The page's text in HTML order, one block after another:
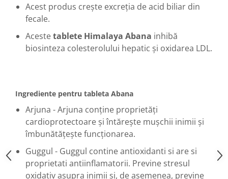
Acest produs crește excreția de acid biliar din
fecale.
Acestetablete Himalaya Abana inhibă
biosinteza colesterolului hepatic și oxidarea LDL.
Ingrediente pentru tableta Abana
Arjuna - Arjuna conține proprietăți
cardioprotectoare și întărește mușchii inimii și
îmbunătățește funcționarea.
Guggul - Guggul contine antioxidanti si are si
proprietati antiinflamatorii. Previne stresul
oxidativ asupra inimii și, de asemenea, previne